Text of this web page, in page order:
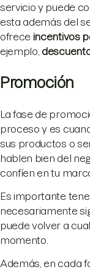
servicio y puede
esta además del
ofrece incentivos
ejemplo,
Promoción
La fase de
proceso y es
sus productos o
hablen bien del
confíen en tu
Es importante
necesariamente
puede volver a
momento.
Además, en cada